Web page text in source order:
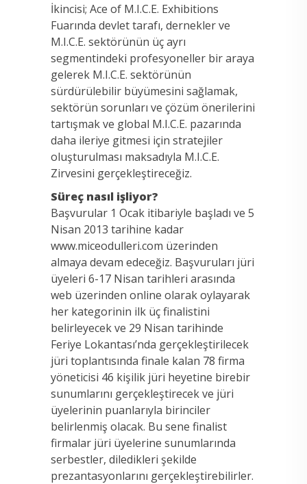
İkincisi; Ace of M.I.C.E. Exhibitions
Fuarında devlet tarafı, dernekler ve
M.I.C.E. sektörünün üç ayrı
segmentindeki profesyoneller bir araya
gelerek M.I.C.E. sektörünün
sürdürülebilir büyümesini sağlamak,
sektörün sorunları ve çözüm önerilerini
tartışmak ve global M.I.C.E. pazarında
daha ileriye gitmesi için stratejiler
oluşturulması maksadıyla M.I.C.E.
Zirvesini gerçekleştireceğiz.
Süreç nasıl işliyor?
Başvurular 1 Ocak itibariyle başladı ve 5
Nisan 2013 tarihine kadar
www.miceodulleri.com üzerinden
almaya devam edeceğiz. Başvuruları jüri
üyeleri 6-17 Nisan tarihleri arasında
web üzerinden online olarak oylayarak
her kategorinin ilk üç finalistini
belirleyecek ve 29 Nisan tarihinde
Feriye Lokantası’nda gerçekleştirilecek
jüri toplantısında finale kalan 78 firma
yöneticisi 46 kişilik jüri heyetine birebir
sunumlarını gerçekleştirecek ve jüri
üyelerinin puanlarıyla birinciler
belirlenmiş olacak. Bu sene finalist
firmalar jüri üyelerine sunumlarında
serbestler, diledikleri şekilde
prezantasyonlarını gerçekleştirebilirler.